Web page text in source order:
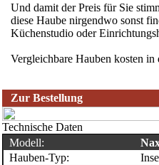
Und damit der Preis für Sie
diese Haube nirgendwo sonst
Küchenstudio oder
Vergleichbare Hauben kosten
Zur Bestellung
Technische Daten
Modell:
Hauben-Typ: